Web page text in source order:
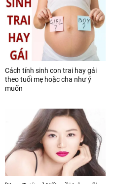
Cách tính sinh con trai hay gái
theo tuổi mẹ hoặc cha như ý
muốn